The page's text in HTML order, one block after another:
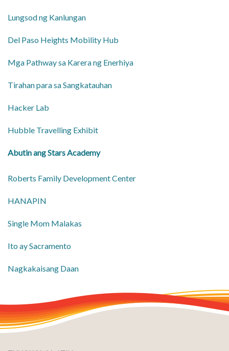
Lungsod ng Kanlungan
Del Paso Heights Mobility Hub
Mga Pathway sa Karera ng Enerhiya
Tirahan para sa Sangkatauhan
Hacker Lab
Hubble Travelling Exhibit
Abutin ang Stars Academy
Roberts Family Development Center
HANAPIN
Single Mom Malakas
Ito ay Sacramento
Nagkakaisang Daan